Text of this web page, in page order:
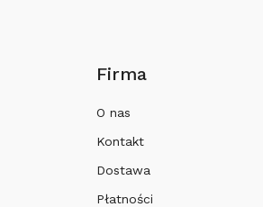
Firma
O nas
Kontakt
Dostawa
Płatności